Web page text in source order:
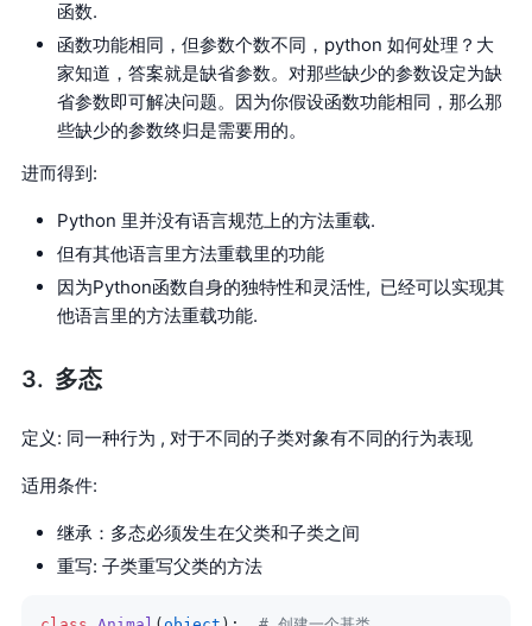
函数.
函数功能相同，但参数个数不同，python 如何处理？大
家知道，答案就是缺省参数。对那些缺少的参数设定为缺
省参数即可解决问题。因为你假设函数功能相同，那么那
些缺少的参数终归是需要用的。
进而得到:
Python 里并没有语言规范上的方法重载.
但有其他语言里方法重载里的功能
因为Python函数自身的独特性和灵活性, 已经可以实现其
他语言里的方法重载功能.
多态
定义: 同一种行为 , 对于不同的子类对象有不同的行为表现
适用条件:
继承：多态必须发生在父类和子类之间
重写: 子类重写父类的方法